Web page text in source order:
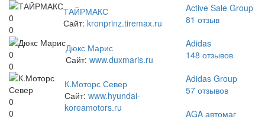
0
0
ТАЙРМАКС
Сайт: kronprinz.tiremax.ru
0
0
Дюкс Марис
Сайт: www.duxmaris.ru
0
0
К.Моторс Север
Сайт: www.hyundai-
koreamotors.ru
Active Sale Group
81 отзыв
Adidas
148 отзывов
Adidas Group
57отзывов
AGA автомаг